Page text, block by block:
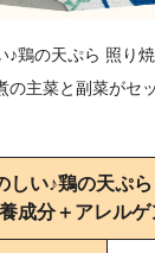
♪鶏の天ぷら 照り
の主菜と副菜がセ
しい♪鶏の天ぷ
成分＋アレルゲ